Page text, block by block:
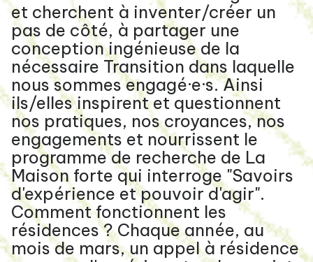
et cherchent à inventer/créer un
pas de côté, à partager une
conception ingénieuse de la
nécessaire Transition dans laquelle
nous sommes engagé·e·s. Ainsi
ils/elles inspirent et questionnent
nos pratiques, nos croyances, nos
engagements et nourrissent le
programme de recherche de La
Maison forte qui interroge "Savoirs
d'expérience et pouvoir d'agir".
Comment fonctionnent les
résidences ? Chaque année, au
mois de mars, un appel à résidence